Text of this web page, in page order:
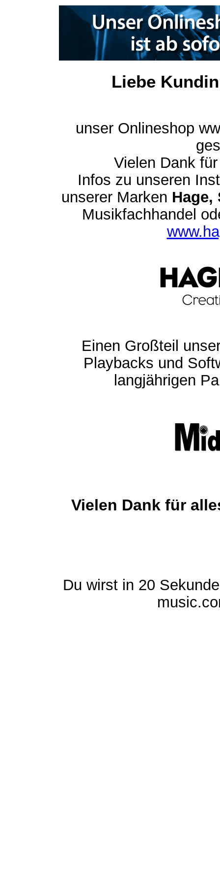
Liebe
unser Onlineshop
Vielen Dank
Infos zu unseren
unserer Marken Hage,
Musikfachhandel
Einen Großteil
Playbacks und
langjährigen
Vielen Dank für
Du wirst in 20